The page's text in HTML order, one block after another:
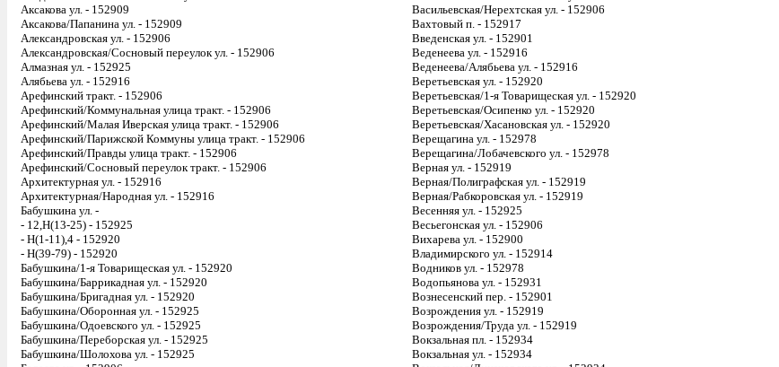
Аксакова ул. - 152909
Аксакова/Папанина ул. - 152909
Александровская ул. - 152906
Александровская/Сосновый переулок ул. - 152906
Алмазная ул. - 152925
Алябьева ул. - 152916
Арефинский тракт. - 152906
Арефинский/Коммунальная улица тракт. - 152906
Арефинский/Малая Иверская улица тракт. - 152906
Арефинский/Парижской Коммуны улица тракт. - 152906
Арефинский/Правды улица тракт. - 152906
Арефинский/Сосновый переулок тракт. - 152906
Архитектурная ул. - 152916
Архитектурная/Народная ул. - 152916
Бабушкина ул. -
- 12,Н(13-25) - 152925
- Н(1-11),4 - 152920
- Н(39-79) - 152920
Бабушкина/1-я Товарищеская ул. - 152920
Бабушкина/Баррикадная ул. - 152920
Бабушкина/Бригадная ул. - 152920
Бабушкина/Оборонная ул. - 152925
Бабушкина/Одоевского ул. - 152925
Бабушкина/Переборская ул. - 152925
Бабушкина/Шолохова ул. - 152925
Васильевская/Нерехтская ул. - 152906
Вахтовый п. - 152917
Введенская ул. - 152901
Веденеева ул. - 152916
Веденеева/Алябьева ул. - 152916
Веретьевская ул. - 152920
Веретьевская/1-я Товарищеская ул. - 152920
Веретьевская/Осипенко ул. - 152920
Веретьевская/Хасановская ул. - 152920
Верещагина ул. - 152978
Верещагина/Лобачевского ул. - 152978
Верная ул. - 152919
Верная/Полиграфская ул. - 152919
Верная/Рабкоровская ул. - 152919
Весенняя ул. - 152925
Весьегонская ул. - 152906
Вихарева ул. - 152900
Владимирского ул. - 152914
Водников ул. - 152978
Водопьянова ул. - 152931
Вознесенский пер. - 152901
Возрождения ул. - 152919
Возрождения/Труда ул. - 152919
Вокзальная пл. - 152934
Вокзальная ул. - 152934